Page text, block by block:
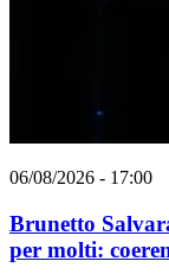
06/08/2026 - 17:00
Brunetto
per molti: